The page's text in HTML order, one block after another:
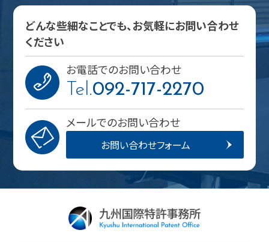
どんな些細なことでも、お気軽にお問い合わせ
ください
お電話でのお問い合わせ
Tel.092-717-2270
メールでのお問い合わせ
お問い合わせフォーム